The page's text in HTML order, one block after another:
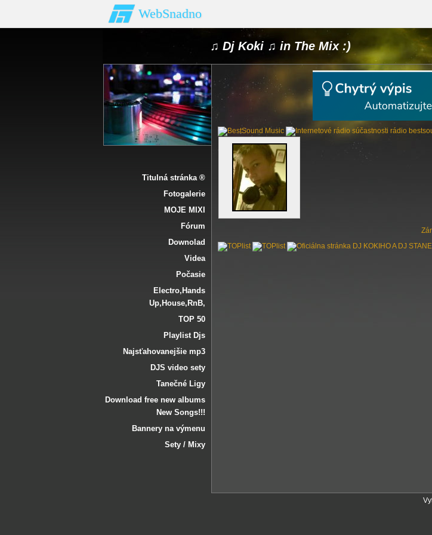
WebSnadno
♫ Dj Koki ♫ in The Mix :)
Titulná stránka ®
Fotogalerie
MOJE MIXI
Fórum
Downolad
Videa
Počasie
Electro‚Hands
Up‚House‚RnB‚
TOP 50
Playlist Djs
Najsťahovanejšie mp3
DJS video sety
Tanečné Ligy
Download free new albums
New Songs!!!
Bannery na výmenu
Sety / Mixy